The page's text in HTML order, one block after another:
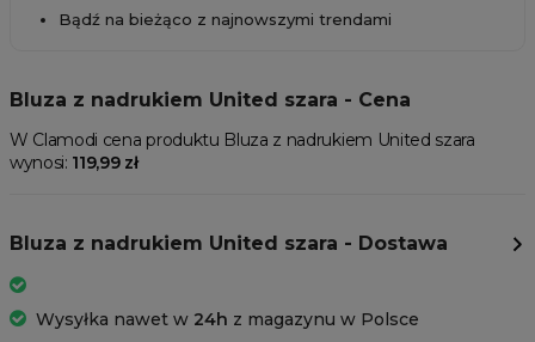
Bądź na bieżąco z najnowszymi trendami
Bluza z nadrukiem United szara - Cena
W Clamodi cena produktu Bluza z nadrukiem United szara
wynosi: 119,99 zł
Bluza z nadrukiem United szara - Dostawa
Wysyłka nawet w 24h z magazynu w Polsce